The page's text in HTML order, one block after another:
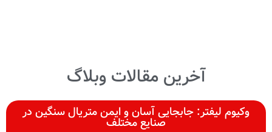
آخرین مقالات وبلاگ
وکیوم لیفتر: جابجایی آسان و ایمن متریال سنگین در
صنایع مختلف